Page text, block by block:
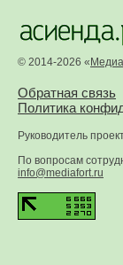
© 2014-2026 «
Обратная связь
Политика
Руководитель
По вопросам
info@mediafort.ru